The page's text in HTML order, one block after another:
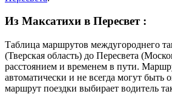
Из Максатихи в Пересвет :
Таблица маршрутов междугороднего
(Тверская область) до Пересвета
расстоянием и временем в пути.
автоматически и не всегда могут быть
маршрут поездки выбирает водитель